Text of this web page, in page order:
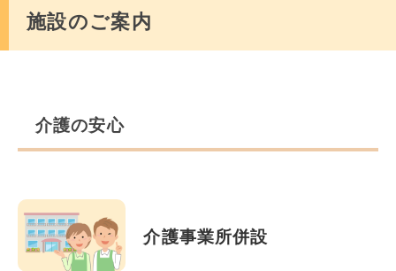
施設のご案内
介護の安心
介護事業所併設